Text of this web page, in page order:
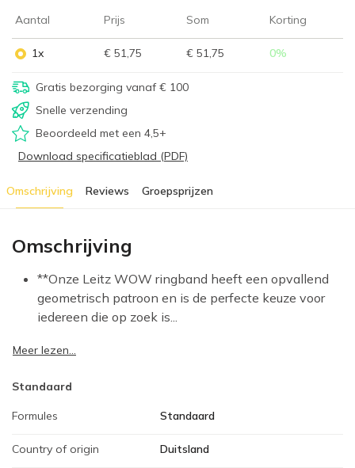
Aantal Prijs Som Korting
1x € 51,75 € 51,75 0%
Gratis bezorging vanaf € 100
Snelle verzending
Beoordeeld met een 4,5+
Download specificatieblad (PDF)
Omschrijving Reviews Groepsprijzen
Omschrijving
**Onze Leitz WOW ringband heeft een opvallend
geometrisch patroon en is de perfecte keuze voor
iedereen die op zoek is...
Meer lezen...
Standaard
Formules Standaard
Country of origin Duitsland